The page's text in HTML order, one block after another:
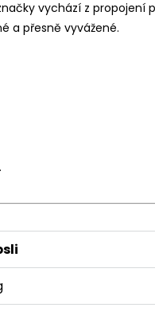
vychází z
a přesně vyvážené.